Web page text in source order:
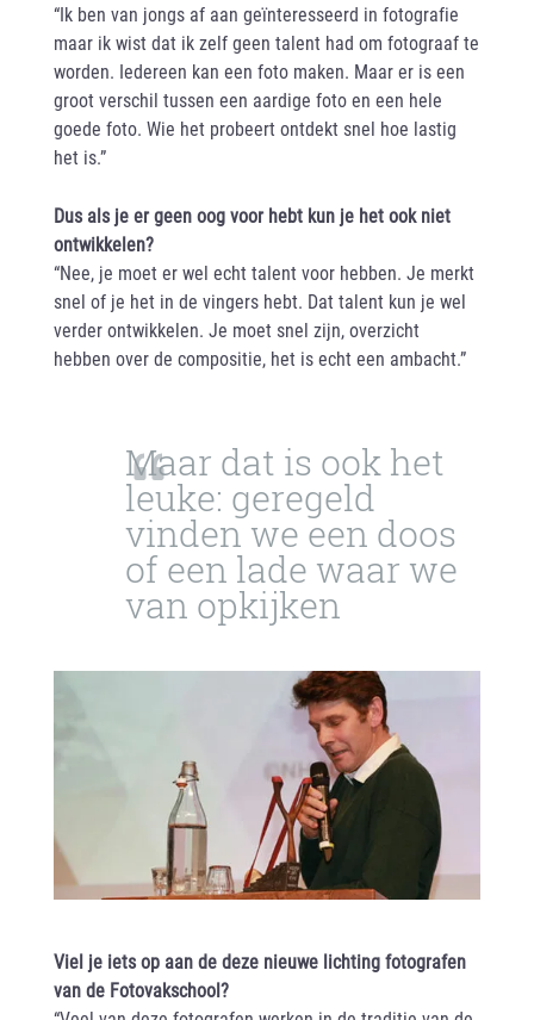
“Ik ben van jongs af aan geïnteresseerd in fotografie
maar ik wist dat ik zelf geen talent had om fotograaf te
worden. Iedereen kan een foto maken. Maar er is een
groot verschil tussen een aardige foto en een hele
goede foto. Wie het probeert ontdekt snel hoe lastig
het is.”
Dus als je er geen oog voor hebt kun je het ook niet
ontwikkelen?
“Nee, je moet er wel echt talent voor hebben. Je merkt
snel of je het in de vingers hebt. Dat talent kun je wel
verder ontwikkelen. Je moet snel zijn, overzicht
hebben over de compositie, het is echt een ambacht.”
Maar dat is ook het
leuke: geregeld
vinden we een doos
of een lade waar we
van opkijken
Viel je iets op aan de deze nieuwe lichting fotografen
van de Fotovakschool?